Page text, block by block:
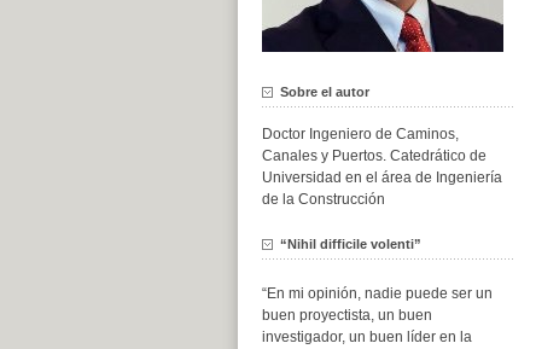
Sobre el autor
Doctor Ingeniero de Caminos,
Canales y Puertos. Catedrático de
Universidad en el área de Ingeniería
de la Construcción
“Nihil difficile volenti”
“En mi opinión, nadie puede ser un
buen proyectista, un buen
investigador, un buen líder en la